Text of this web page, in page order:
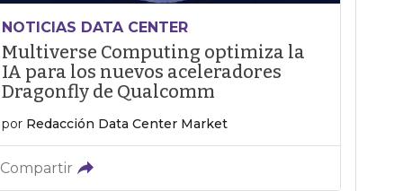
NOTICIAS DATA CENTER
Multiverse Computing optimiza la
IA para los nuevos aceleradores
Dragonfly de Qualcomm
por Redacción Data Center Market
Compartir